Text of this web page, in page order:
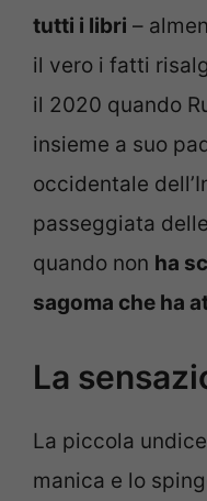
tutti i libri –
il vero i fatti
il 2020 quando
insieme a suo
occidentale
passeggiata
quando non ha
sagoma che ha
La
La piccola
manica e lo